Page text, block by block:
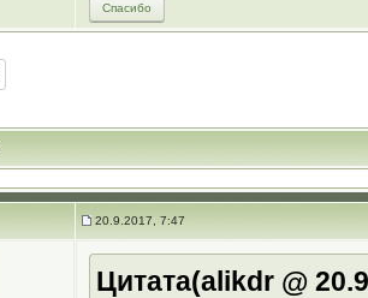
Спасибо
20.9.2017, 7:47
Цитата(alikdr @